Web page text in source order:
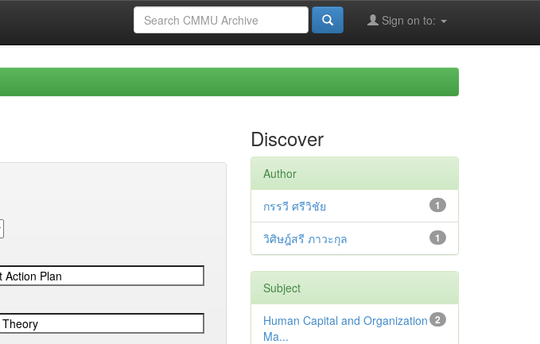
Sign on to:
Discover
Author
1
กรรวี ศรีวิชัย
1
วิศิษฎ์สรี ภาวะกุล
Subject
2
Human Capital and Organization
Ma...